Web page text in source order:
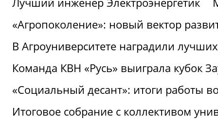
«Агропоколение»: новый вектор
В Агроуниверситете наградили
Команда КВН «Русь» выиграла кубок
«Социальный десант»: итоги работы
Итоговое собрание с коллективом